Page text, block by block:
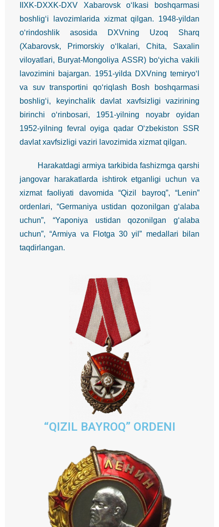
IIXK-DXXK-DXV Xabarovsk o‘lkasi boshqarmasi
boshlig‘i lavozimlarida xizmat qilgan. 1948-yildan
o‘rindoshlik asosida DXVning Uzoq Sharq
(Xabarovsk, Primorskiy o‘lkalari, Chita, Saxalin
viloyatlari, Buryat-Mongoliya ASSR) bo‘yicha vakili
lavozimini bajargan. 1951-yilda DXVning temiryo‘l
va suv transportini qo‘riqlash Bosh boshqarmasi
boshlig‘i, keyinchalik davlat xavfsizligi vazirining
birinchi o‘rinbosari, 1951-yilning noyabr oyidan
1952-yilning fevral oyiga qadar O‘zbekiston SSR
davlat xavfsizligi vaziri lavozimida xizmat qilgan.
Harakatdagi armiya tarkibida fashizmga qarshi
jangovar harakatlarda ishtirok etganligi uchun va
xizmat faoliyati davomida “Qizil bayroq”, “Lenin”
ordenlari, “Germaniya ustidan qozonilgan g‘alaba
uchun”, “Yaponiya ustidan qozonilgan g‘alaba
uchun”, “Armiya va Flotga 30 yil” medallari bilan
taqdirlangan.
“QIZIL BAYROQ” ORDENI